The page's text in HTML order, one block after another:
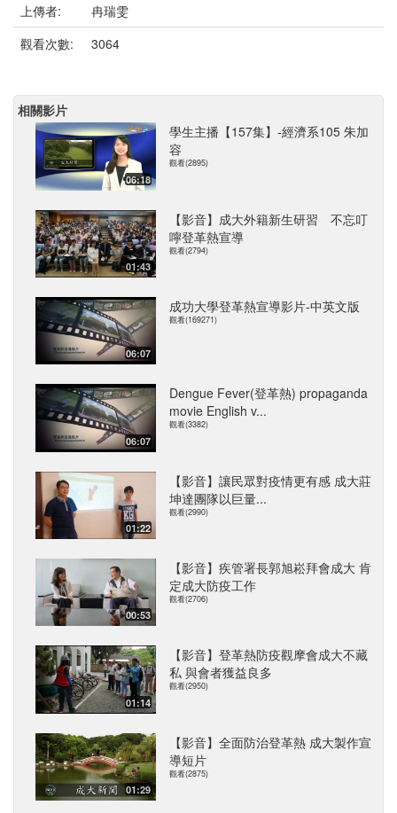
上傳者:
冉瑞雯
觀看次數:
3064
相關影片
06:18
學生主播【157集】-經濟系105 朱加
容
觀看(2895)
01:43
【影音】成大外籍新生研習 不忘叮
嚀登革熱宣導
觀看(2794)
06:07
成功大學登革熱宣導影片-中英文版
觀看(169271)
06:07
Dengue Fever(登革熱) propaganda
movie English v...
觀看(3382)
01:22
【影音】讓民眾對疫情更有感 成大莊
坤達團隊以巨量...
觀看(2990)
00:53
【影音】疾管署長郭旭崧拜會成大 肯
定成大防疫工作
觀看(2706)
01:14
【影音】登革熱防疫觀摩會成大不藏
私 與會者獲益良多
觀看(2950)
01:29
【影音】全面防治登革熱 成大製作宣
導短片
觀看(2875)